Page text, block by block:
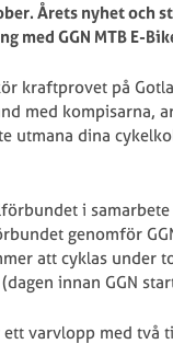
Årets nyhet och
med GGN MTB E-
kraftprovet på
med kompisarna,
utmana dina
i samarbete
genomför
att cyklas under
innan GGN
ett varvlopp med två